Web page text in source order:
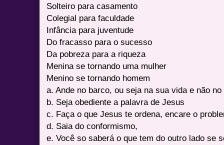
Solteiro para casamento
Colegial para faculdade
Infância para juventude
Do fracasso para o sucesso
Da pobreza para a riqueza
Menina se tornando uma mulher
Menino se tornando homem
a. Ande no barco, ou seja na sua vida e não
b. Seja obediente a palavra de Jesus
c. Faça o que Jesus te ordena, encare o
d. Saia do conformismo,
e. Você so saberá o que tem do outro lado se